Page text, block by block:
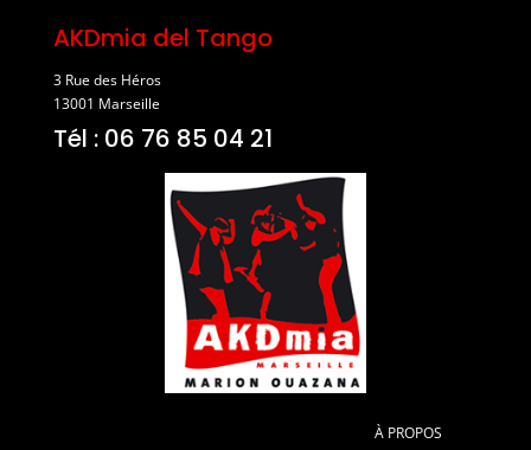
AKDmia del Tango
3 Rue des Héros
13001 Marseille
Tél : 06 76 85 04 21
À PROPOS